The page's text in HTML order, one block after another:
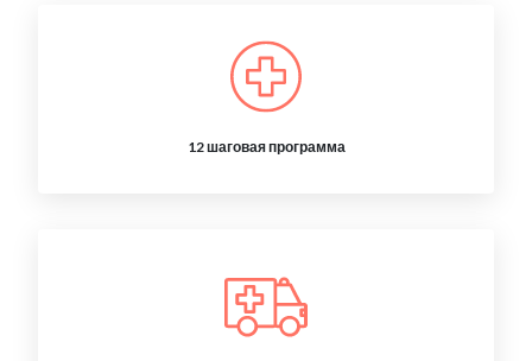
12 шаговая программа